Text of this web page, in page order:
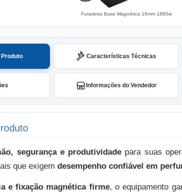
Furadeira Base Magnética 16mm 1880w
Características Técnicas
Informações do Vendedor
segurança e produtividade para suas
que exigem desempenho confiável em
e fixação magnética firme, o equipamento